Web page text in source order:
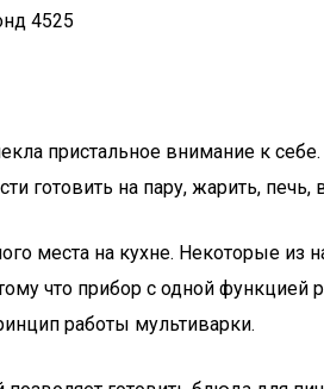
пристальное внимание к
на пару, жарить, печь,
места на кухне. Некоторые из
что прибор с одной функцией
работы мультиварки.